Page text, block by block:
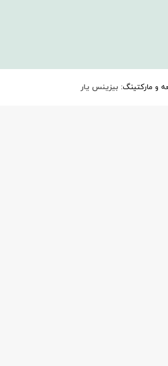
و مارکتینگ: بیزینس یار